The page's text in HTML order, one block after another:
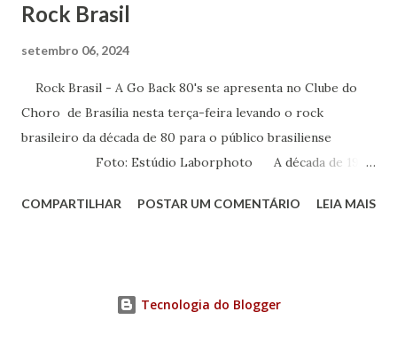
Rock Brasil
setembro 06, 2024
Rock Brasil - A Go Back 80's se apresenta no Clube do
Choro de Brasília nesta terça-feira levando o rock
brasileiro da década de 80 para o público brasiliense
Foto: Estúdio Laborphoto A década de 1980
período que surgiram as bandas de rock que fizeram
cantos. Nessa terça-feira, 10 de setembro, às 20 horas, a
COMPARTILHAR POSTAR UM COMENTÁRIO LEIA MAIS
Tecnologia do Blogger